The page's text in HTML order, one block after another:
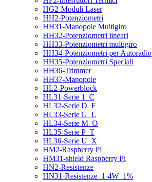
HG2-Moduli Laser
HH2-Potenziometri
HH31-Manopole Multigiro
HH32-Potenziometri lineari
HH33-Potenziometri multigiro
HH34-Potenziometri per Autoradio
HH35-Potenziometri Speciali
HH36-Trimmer
HH37-Manopole
HL2-Powerblock
HL31-Serie 1_C
HL32-Serie D_F
HL33-Serie G_L
HL34-Serie M_O
HL35-Serie P_T
HL36-Serie U_X
HM2-Raspberry Pi
HM31-shield Raspberry Pi
HN2-Resistenze
HN31-Resistenze_1-4W_1%